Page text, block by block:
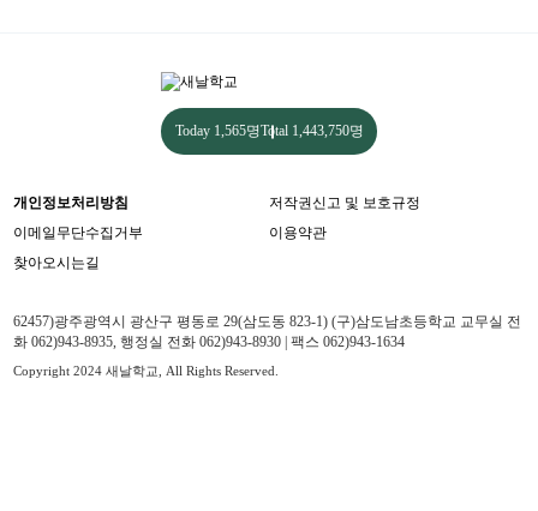
Today 1,565명Total 1,443,750명
개인정보처리방침
저작권신고 및 보호규정
이메일무단수집거부
이용약관
찾아오시는길
62457)광주광역시 광산구 평동로 29(삼도동 823-1) (구)삼도남초등학교 교무실 전
화 062)943-8935, 행정실 전화 062)943-8930 | 팩스 062)943-1634
Copyright 2024 새날학교, All Rights Reserved.